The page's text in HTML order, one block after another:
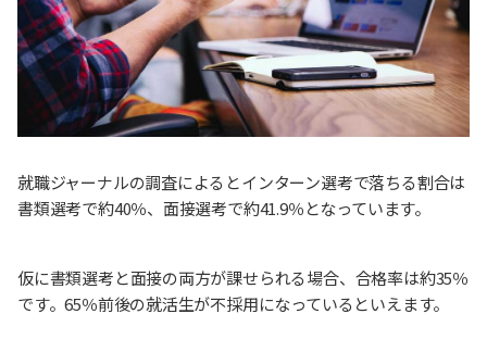
就職ジャーナルの調査によるとインターン選考で落ちる割合は
書類選考で約40％、面接選考で約41.9％となっています。
仮に書類選考と面接の両方が課せられる場合、合格率は約35％
です。65％前後の就活生が不採用になっているといえます。